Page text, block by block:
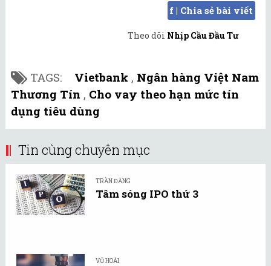
f | Chia sẻ bài viết
Theo dõi Nhịp Cầu Đầu Tư
TAGS: Vietbank , Ngân hàng Việt Nam
Thương Tín , Cho vay theo hạn mức tín
dụng tiêu dùng
Tin cùng chuyên mục
TRẦN ĐĂNG
Tâm sóng IPO thứ 3
VŨ HOÀI